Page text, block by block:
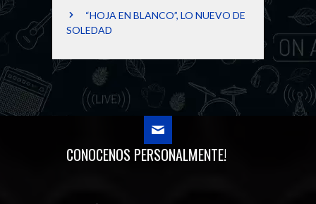
“HOJA EN BLANCO”, LO NUEVO DE
SOLEDAD
CONOCENOS PERSONALMENTE!